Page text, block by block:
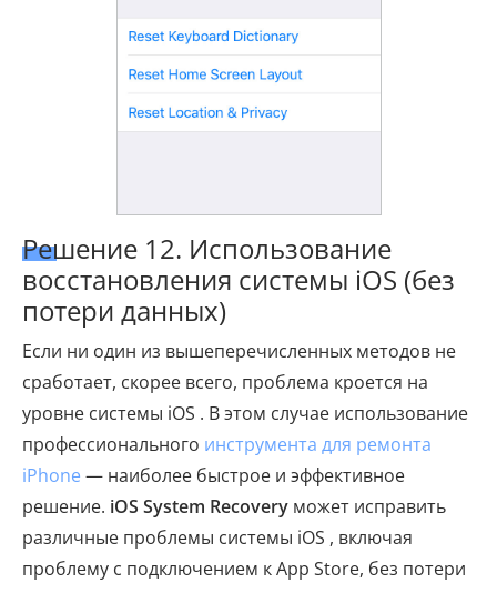
Решение 12. Использование
восстановления системы iOS (без
потери данных)
Если ни один из вышеперечисленных методов не
сработает, скорее всего, проблема кроется на
уровне системы iOS . В этом случае использование
профессионального инструмента для ремонта
iPhone — наиболее быстрое и эффективное
решение. iOS System Recovery может исправить
различные проблемы системы iOS , включая
проблему с подключением к App Store, без потери